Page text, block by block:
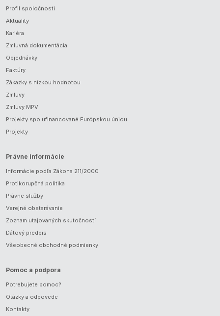
Profil spoločnosti
Aktuality
Kariéra
Zmluvná dokumentácia
Objednávky
Faktúry
Zákazky s nízkou hodnotou
Zmluvy
Zmluvy MPV
Projekty spolufinancované Európskou úniou
Projekty
Právne informácie
Informácie podľa Zákona 211/2000
Protikorupčná politika
Právne služby
Verejné obstarávanie
Zoznam utajovaných skutočností
Dátový predpis
Všeobecné obchodné podmienky
Pomoc a podpora
Potrebujete pomoc?
Otázky a odpovede
Kontakty